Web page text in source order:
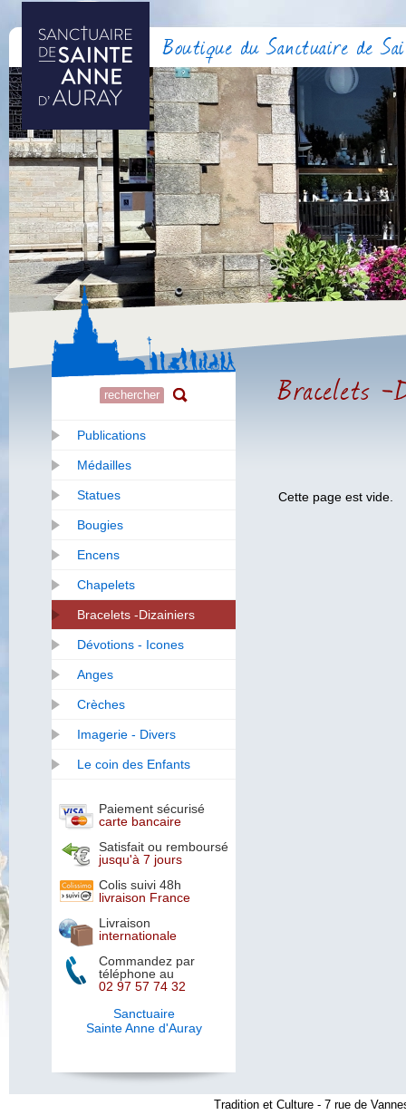
Boutique du Sanctuaire de
Publications
Médailles
Statues
Bougies
Encens
Chapelets
Bracelets -Dizainiers
Dévotions - Icones
Anges
Crèches
Imagerie - Divers
Le coin des Enfants
Paiement sécurisé
carte bancaire
Satisfait ou remboursé
jusqu'à 7 jours
Colis suivi 48h
livraison France
Livraison
internationale
Commandez par
téléphone au
02 97 57 74 32
Sanctuaire
Sainte Anne d'Auray
Bracelets
Cette page est vide.
Tradition et Culture - 7 rue de